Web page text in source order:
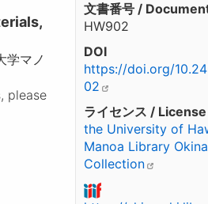
学マノ
please
文書番号 /
HW902
DOI
https://doi.org/
02
ライセンス / License
the University of
Manoa Library
Collection